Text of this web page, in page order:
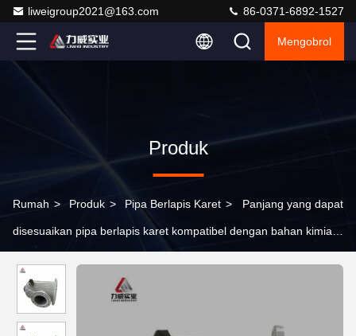
liweigroup2021@163.com 86-0371-6892-1527
Mengobrol
Produk
Rumah > Produk > Pipa Berlapis Karet > Panjang yang dapat
disesuaikan pipa berlapis karet kompatibel dengan bahan kimia